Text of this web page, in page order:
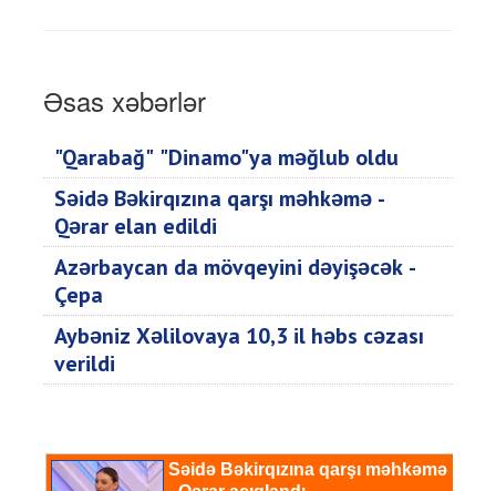
Əsas xəbərlər
"Qarabağ" "Dinamo"ya məğlub oldu
Səidə Bəkirqızına qarşı məhkəmə -
Qərar elan edildi
Azərbaycan da mövqeyini dəyişəcək -
Çepa
Aybəniz Xəlilovaya 10,3 il həbs cəzası
verildi